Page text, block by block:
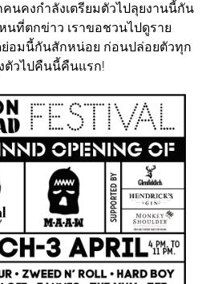
นคงกำลังเตรียมตัวไปลุยงานนี้กัน
ที่ตกข่าว เราขอชวนไปดูราย
ย่อมนี้กันสักหน่อย ก่อนปล่อยตัวทุก
ตัวไปคืนนี้คืนแรก!